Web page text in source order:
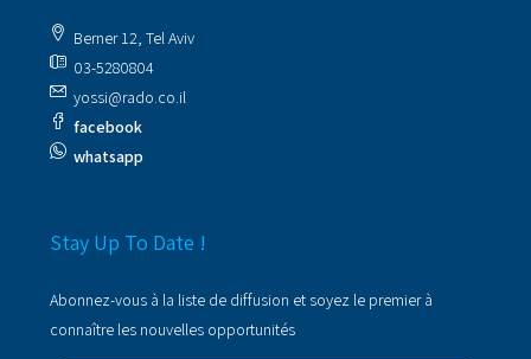
Berner 12, Tel Aviv
03-5280804
yossi@rado.co.il
facebook
whatsapp
Stay Up To Date !
Abonnez-vous à la liste de diffusion et soyez le premier à
connaître les nouvelles opportunités